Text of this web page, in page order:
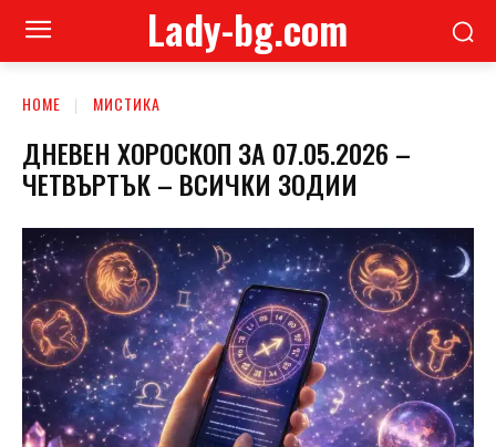
Lady-bg.com
HOME МИСТИКА
ДНЕВЕН ХОРОСКОП ЗА 07.05.2026 –
ЧЕТВЪРТЪК – ВСИЧКИ ЗОДИИ